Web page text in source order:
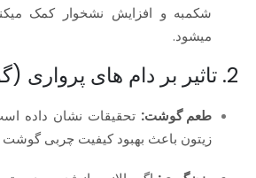
شکمبه و افزایش نشخوار کمک
میشود.
2. تاثیر بر دام‌ های پرواری (گوساله و بره)
طعم گوشت: تحقیقات نشان داده
زیتون باعث بهبود کیفیت چربی